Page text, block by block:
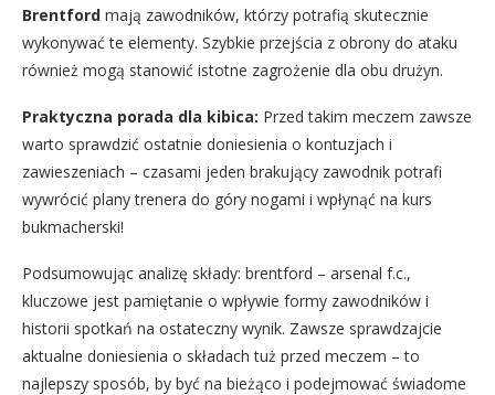
Brentford mają zawodników, którzy potrafią skutecznie
wykonywać te elementy. Szybkie przejścia z obrony do ataku
również mogą stanowić istotne zagrożenie dla obu drużyn.
Praktyczna porada dla kibica: Przed takim meczem zawsze
warto sprawdzić ostatnie doniesienia o kontuzjach i
zawieszeniach – czasami jeden brakujący zawodnik potrafi
wywrócić plany trenera do góry nogami i wpłynąć na kurs
bukmacherski!
Podsumowując analizę składy: brentford – arsenal f.c.,
kluczowe jest pamiętanie o wpływie formy zawodników i
historii spotkań na ostateczny wynik. Zawsze sprawdzajcie
aktualne doniesienia o składach tuż przed meczem – to
najlepszy sposób, by być na bieżąco i podejmować świadome